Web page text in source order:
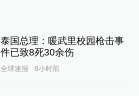
泰国总理：暖武里校园枪击事
件已致8死30余伤
全球速报 8小时前